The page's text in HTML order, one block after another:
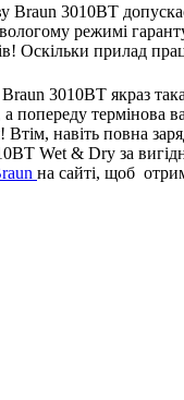
Braun 3010BT
вологому режимі
Оскільки прилад
3010BT якраз
попереду термінова
Втім, навіть повна
Wet & Dry за
на сайті, щоб